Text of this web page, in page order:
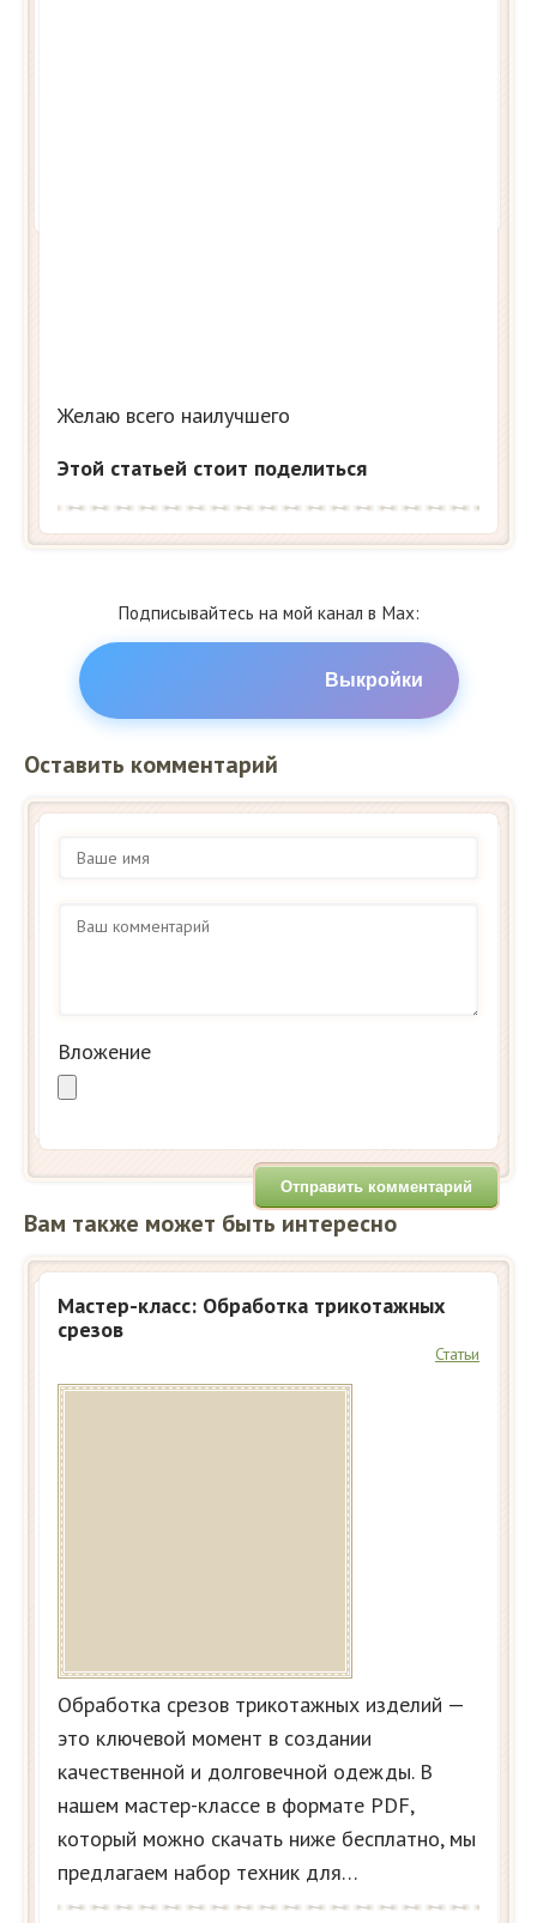
Желаю всего наилучшего
Этой статьей стоит поделиться
Подписывайтесь на мой канал в Max:
Выкройки
Оставить комментарий
Вложение
Вам также может быть интересно
Мастер-класс: Обработка трикотажных
срезов
Статьи
Обработка срезов трикотажных изделий —
это ключевой момент в создании
качественной и долговечной одежды. В
нашем мастер-классе в формате PDF,
который можно скачать ниже бесплатно, мы
предлагаем набор техник для…